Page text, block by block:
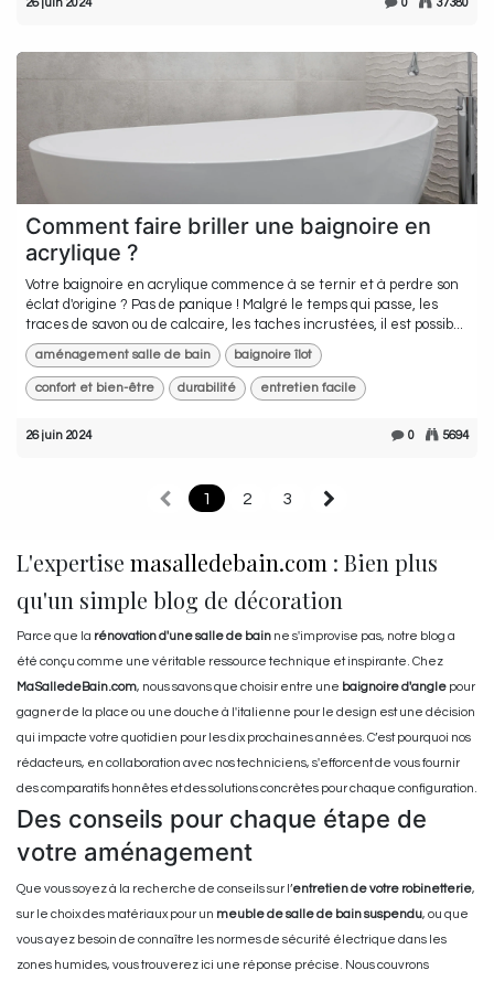
Comment faire briller une baignoire en
acrylique ?
Votre baignoire en acrylique commence à se ternir et à perdre son
éclat d'origine ? Pas de panique ! Malgré le temps qui passe, les
traces de savon ou de calcaire, les taches incrustées, il est possib...
aménagement salle de bain baignoire îlot
confort et bien-être durabilité entretien facile
26 juin 2024 0 5694
1 2 3
L'expertise masalledebain.com : Bien plus
qu'un simple blog de décoration
Parce que la rénovation d'une salle de bain ne s'improvise pas, notre blog a
été conçu comme une véritable ressource technique et inspirante. Chez
MaSalledeBain.com, nous savons que choisir entre une baignoire d'angle pour
gagner de la place ou une douche à l'italienne pour le design est une décision
qui impacte votre quotidien pour les dix prochaines années. C’est pourquoi nos
rédacteurs, en collaboration avec nos techniciens, s'efforcent de vous fournir
des comparatifs honnêtes et des solutions concrètes pour chaque configuration.
Des conseils pour chaque étape de
votre aménagement
Que vous soyez à la recherche de conseils sur l’entretien de votre robinetterie,
sur le choix des matériaux pour un meuble de salle de bain suspendu, ou que
vous ayez besoin de connaître les normes de sécurité électrique dans les
zones humides, vous trouverez ici une réponse précise. Nous couvrons